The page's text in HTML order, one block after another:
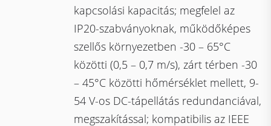
kapcsolási kapacitás; megfelel az
IP20-szabványoknak, működőképes
szellős környezetben -30 – 65°C
közötti (0,5 – 0,7 m/s), zárt térben -30
– 45°C közötti hőmérséklet mellett, 9-
54 V-os DC-tápellátás redundanciával,
megszakítással; kompatibilis az IEEE